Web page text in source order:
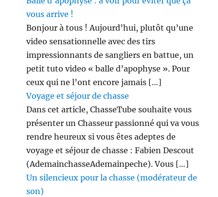
vous arrive !
Bonjour à tous ! Aujourd’hui, plutôt qu’une
video sensationnelle avec des tirs
impressionnants de sangliers en battue, un
petit tuto video « balle d’apophyse ». Pour
ceux qui ne l’ont encore jamais […]
Voyage et séjour de chasse
Dans cet article, ChasseTube souhaite vous
présenter un Chasseur passionné qui va vous
rendre heureux si vous êtes adeptes de
voyage et séjour de chasse : Fabien Descout
(AdemainchasseAdemainpeche). Vous […]
Un silencieux pour la chasse (modérateur de
son)